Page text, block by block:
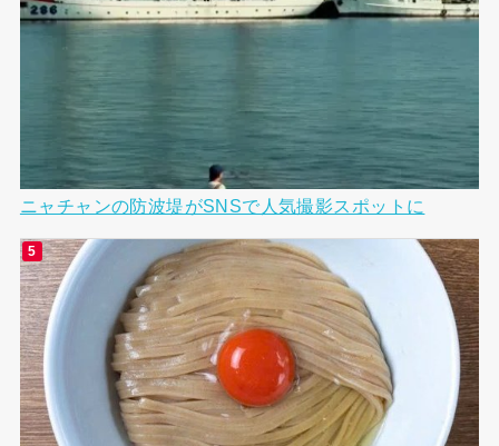
ニャチャンの防波堤がSNSで人気撮影スポットに